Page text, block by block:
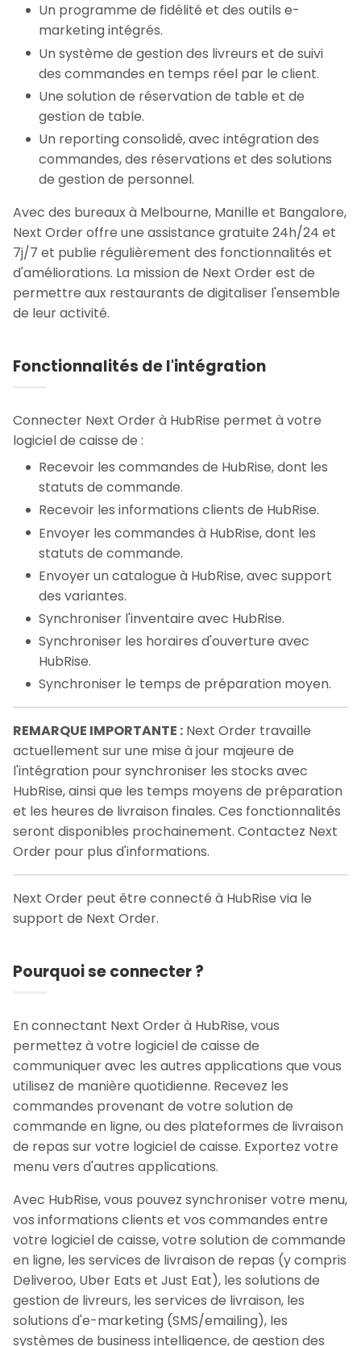
Un programme de fidélité et des outils e-
marketing intégrés.
Un système de gestion des livreurs et de suivi
des commandes en temps réel par le client.
Une solution de réservation de table et de
gestion de table.
Un reporting consolidé, avec intégration des
commandes, des réservations et des solutions
de gestion de personnel.
Avec des bureaux à Melbourne, Manille et Bangalore,
Next Order offre une assistance gratuite 24h/24 et
7j/7 et publie régulièrement des fonctionnalités et
d'améliorations. La mission de Next Order est de
permettre aux restaurants de digitaliser l'ensemble
de leur activité.
Fonctionnalités de l'intégration
Connecter Next Order à HubRise permet à votre
logiciel de caisse de :
Recevoir les commandes de HubRise, dont les
statuts de commande.
Recevoir les informations clients de HubRise.
Envoyer les commandes à HubRise, dont les
statuts de commande.
Envoyer un catalogue à HubRise, avec support
des variantes.
Synchroniser l'inventaire avec HubRise.
Synchroniser les horaires d'ouverture avec
HubRise.
Synchroniser le temps de préparation moyen.
REMARQUE IMPORTANTE : Next Order travaille
actuellement sur une mise à jour majeure de
l'intégration pour synchroniser les stocks avec
HubRise, ainsi que les temps moyens de préparation
et les heures de livraison finales. Ces fonctionnalités
seront disponibles prochainement. Contactez Next
Order pour plus d'informations.
Next Order peut être connecté à HubRise via le
support de Next Order.
Pourquoi se connecter ?
En connectant Next Order à HubRise, vous
permettez à votre logiciel de caisse de
communiquer avec les autres applications que vous
utilisez de manière quotidienne. Recevez les
commandes provenant de votre solution de
commande en ligne, ou des plateformes de livraison
de repas sur votre logiciel de caisse. Exportez votre
menu vers d'autres applications.
Avec HubRise, vous pouvez synchroniser votre menu,
vos informations clients et vos commandes entre
votre logiciel de caisse, votre solution de commande
en ligne, les services de livraison de repas (y compris
Deliveroo, Uber Eats et Just Eat), les solutions de
gestion de livreurs, les services de livraison, les
solutions d'e-marketing (SMS/emailing), les
systèmes de business intelligence, de gestion des